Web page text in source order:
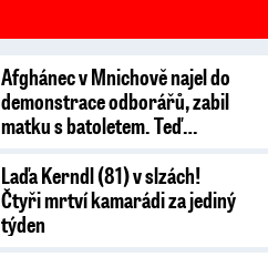
Afghánec v Mnichově najel do
demonstrace odborářů, zabil
matku s batoletem. Teď…
Laďa Kerndl (81) v slzách!
Čtyři mrtví kamarádi za jediný
týden